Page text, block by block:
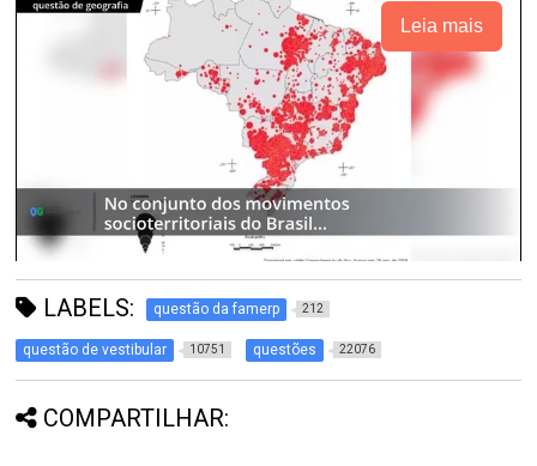
Leia mais
LABELS: questão da famerp 212
questão de vestibular 10751 questões 22076
COMPARTILHAR: